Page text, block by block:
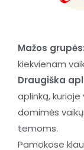
Mažos grupės:
kiekvienam
Draugiška
aplinką,
domimės
temoms.
Pamokose